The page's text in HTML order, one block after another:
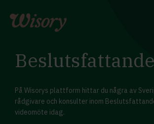
content
Beslutsfattande
På Wisorys plattform hittar du några av
rådgivare och konsulter inom
videomöte idag.